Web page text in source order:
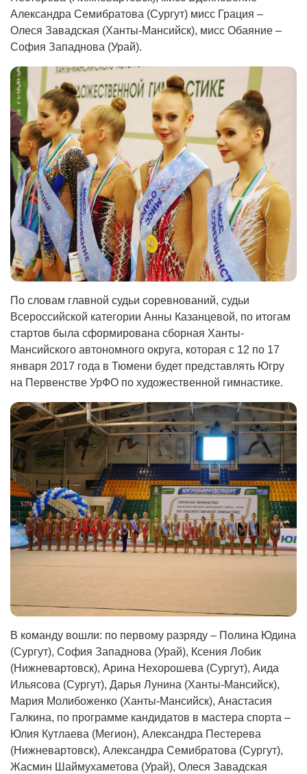
Александра Семибратова (Сургут) мисс Грация –
Олеся Завадская (Ханты-Мансийск), мисс Обаяние –
София Западнова (Урай).
По словам главной судьи соревнований, судьи
Всероссийской категории Анны Казанцевой, по итогам
стартов была сформирована сборная Ханты-
Мансийского автономного округа, которая с 12 по 17
января 2017 года в Тюмени будет представлять Югру
на Первенстве УрФО по художественной гимнастике.
В команду вошли: по первому разряду – Полина Юдина
(Сургут), София Западнова (Урай), Ксения Лобик
(Нижневартовск), Арина Нехорошева (Сургут), Аида
Ильясова (Сургут), Дарья Лунина (Ханты-Мансийск),
Мария Молибоженко (Ханты-Мансийск), Анастасия
Галкина, по программе кандидатов в мастера спорта –
Юлия Кутлаева (Мегион), Александра Пестерева
(Нижневартовск), Александра Семибратова (Сургут),
Жасмин Шаймухаметова (Урай), Олеся Завадская